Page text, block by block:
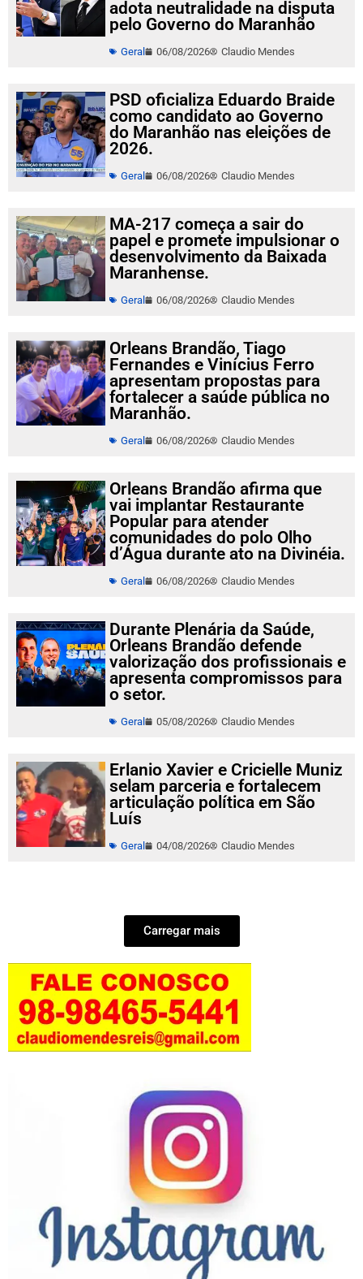
adota neutralidade na disputa
pelo Governo do Maranhão
Geral 06/08/2026 Claudio Mendes
PSD oficializa Eduardo Braide
como candidato ao Governo
do Maranhão nas eleições de
2026.
Geral 06/08/2026 Claudio Mendes
MA-217 começa a sair do
papel e promete impulsionar o
desenvolvimento da Baixada
Maranhense.
Geral 06/08/2026 Claudio Mendes
Orleans Brandão, Tiago
Fernandes e Vinícius Ferro
apresentam propostas para
fortalecer a saúde pública no
Maranhão.
Geral 06/08/2026 Claudio Mendes
Orleans Brandão afirma que
vai implantar Restaurante
Popular para atender
comunidades do polo Olho
d’Água durante ato na Divinéia.
Geral 06/08/2026 Claudio Mendes
Durante Plenária da Saúde,
Orleans Brandão defende
valorização dos profissionais e
apresenta compromissos para
o setor.
Geral 05/08/2026 Claudio Mendes
Erlanio Xavier e Cricielle Muniz
selam parceria e fortalecem
articulação política em São
Luís
Geral 04/08/2026 Claudio Mendes
Carregar mais